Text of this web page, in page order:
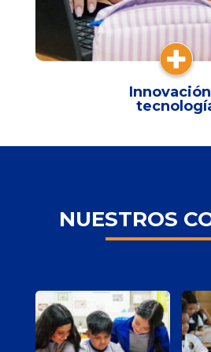

NUESTROS